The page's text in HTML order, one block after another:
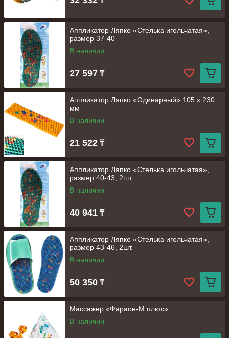
Аппликатор Ляпко «Стелька игольчатая»,
размер 37-40
В наличии
27 597 ₸
Аппликатор Ляпко «Одинарный» 105 х 230
мм
В наличии
21 522 ₸
Аппликатор Ляпко «Стелька игольчатая»,
размер 40-43, 2шт.
В наличии
40 941 ₸
Аппликатор Ляпко «Стелька игольчатая»,
размер 43-46, 2шт.
В наличии
50 350 ₸
Массажер «Фараон-М плюс»
В наличии